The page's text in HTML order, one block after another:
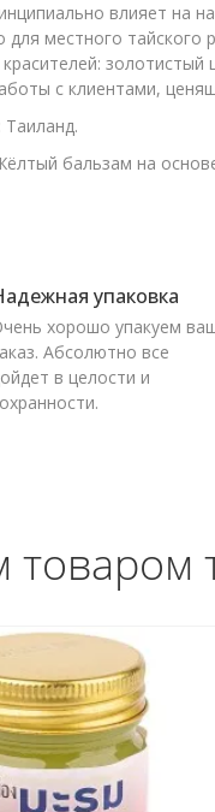
влияет на
для местного
красителей:
с клиентами,
Таиланд.
бальзам на
упаковка
хорошо упакуем
Абсолютно все
в целости и
товаром